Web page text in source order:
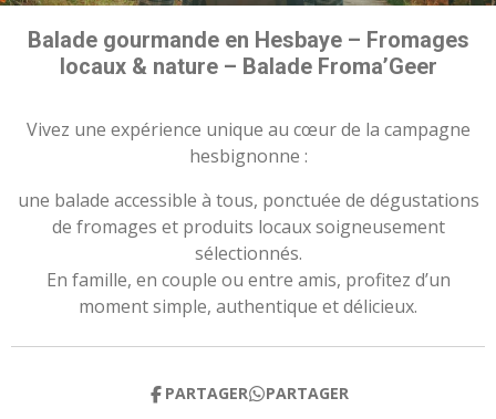
Balade gourmande en Hesbaye – Fromages
locaux & nature – Balade Froma’Geer
Vivez une expérience unique au cœur de la campagne
hesbignonne :
une balade accessible à tous, ponctuée de dégustations
de fromages et produits locaux soigneusement
sélectionnés.
En famille, en couple ou entre amis, profitez d’un
moment simple, authentique et délicieux.
PARTAGER PARTAGER